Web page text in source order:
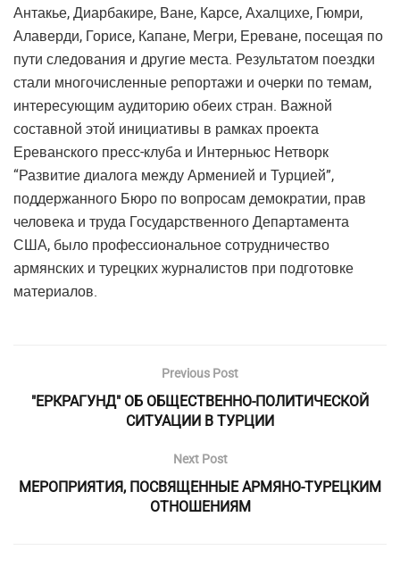
Антакье, Диарбакире, Ване, Карсе, Ахалцихе, Гюмри,
Алаверди, Горисе, Капане, Мегри, Ереване, посещая по
пути следования и другие места. Результатом поездки
стали многочисленные репортажи и очерки по темам,
интересующим аудиторию обеих стран. Важной
составной этой инициативы в рамках проекта
Ереванского пресс-клуба и Интерньюс Нетворк
“Развитие диалога между Арменией и Турцией”,
поддержанного Бюро по вопросам демократии, прав
человека и труда Государственного Департамента
США, было профессиональное сотрудничество
армянских и турецких журналистов при подготовке
материалов.
Previous Post
"ЕРКРАГУНД" ОБ ОБЩЕСТВЕННО-ПОЛИТИЧЕСКОЙ
СИТУАЦИИ В ТУРЦИИ
Next Post
МЕРОПРИЯТИЯ, ПОСВЯЩЕННЫЕ АРМЯНО-ТУРЕЦКИМ
ОТНОШЕНИЯМ